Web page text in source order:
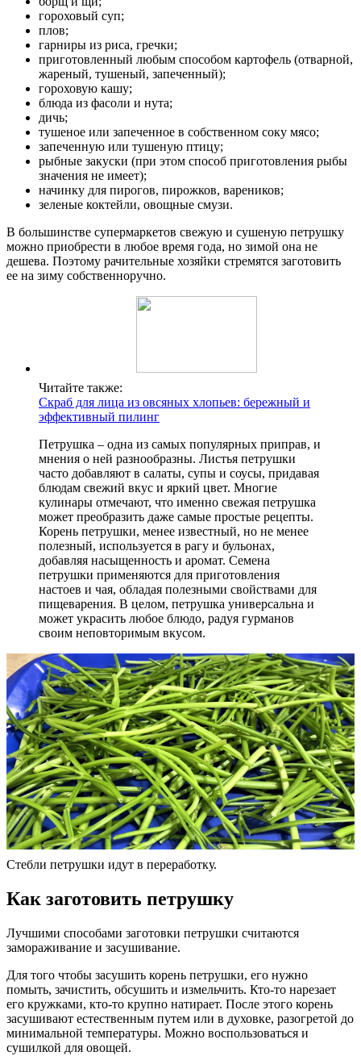
гороховый суп;
плов;
гарниры из риса, гречки;
приготовленный любым способом картофель (отварной,
жареный, тушеный, запеченный);
гороховую кашу;
блюда из фасоли и нута;
дичь;
тушеное или запеченное в собственном соку мясо;
запеченную или тушеную птицу;
рыбные закуски (при этом способ приготовления рыбы
значения не имеет);
начинку для пирогов, пирожков, вареников;
зеленые коктейли, овощные смузи.
В большинстве супермаркетов свежую и сушеную петрушку
можно приобрести в любое время года, но зимой она не
дешева. Поэтому рачительные хозяйки стремятся заготовить
ее на зиму собственноручно.
Читайте также:
Скраб для лица из овсяных хлопьев: бережный и
эффективный пилинг
Петрушка – одна из самых популярных приправ, и
мнения о ней разнообразны. Листья петрушки
часто добавляют в салаты, супы и соусы, придавая
блюдам свежий вкус и яркий цвет. Многие
кулинары отмечают, что именно свежая петрушка
может преобразить даже самые простые рецепты.
Корень петрушки, менее известный, но не менее
полезный, используется в рагу и бульонах,
добавляя насыщенность и аромат. Семена
петрушки применяются для приготовления
настоев и чая, обладая полезными свойствами для
пищеварения. В целом, петрушка универсальна и
может украсить любое блюдо, радуя гурманов
своим неповторимым вкусом.
Стебли петрушки идут в переработку.
Как заготовить петрушку
Лучшими способами заготовки петрушки считаются
замораживание и засушивание.
Для того чтобы засушить корень петрушки, его нужно
помыть, зачистить, обсушить и измельчить. Кто-то нарезает
его кружками, кто-то крупно натирает. После этого корень
засушивают естественным путем или в духовке, разогретой до
минимальной температуры. Можно воспользоваться и
сушилкой для овощей.